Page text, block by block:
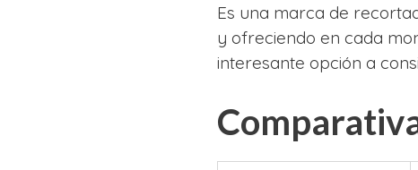
Es una marca de
y ofreciendo en cada
interesante opción a